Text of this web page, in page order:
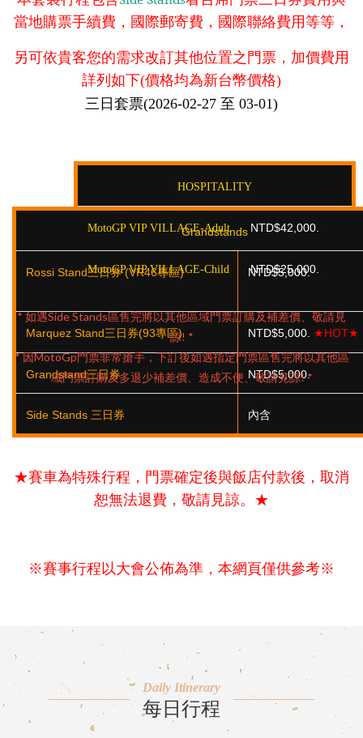
當地購票手續費，國際郵寄費，國際聯絡費用等等，
另可依貴客您的需求改訂其他位置之門票，加價費用
詳列如下(價格均為新台幣價格)
三日套票(2026-02-27 至 03-01)
HOSPITALITY
MotoGP VIP VILLAGE-Adult NTD$42,000.
MotoGP VIP VILLAGE-Child NTD$25,000.
Grandstands
Rossi Stand三日券 (VR46專區) NTD$5,000.
Marquez Stand三日券(93專區) NTD$5,000. ★HOT★
Grandstand三日券 NTD$5,000.
Side Stands 三日券 內含
* 如遇Side Stands區售完將以其他區域門票訂購及補差價、敬請見
諒! *
* 因MotoGp門票非常搶手，下訂後如遇指定門票區售完將以其他區
域門票訂購及多退少補差價、造成不便、敬請見諒! *
★賽車為特殊行程，門票確定後與飯店付款後，取消
恕無法退費，敬請見諒。★
※賽事行程以大會公佈為準，本網頁僅供參考※
Daily Itinerary
每日行程